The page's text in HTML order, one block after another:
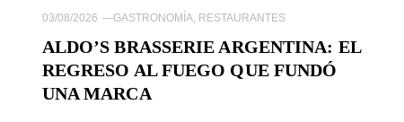
03/08/2026 —GASTRONOMÍA, RESTAURANTES
ALDO’S BRASSERIE ARGENTINA: EL
REGRESO AL FUEGO QUE FUNDÓ
UNA MARCA